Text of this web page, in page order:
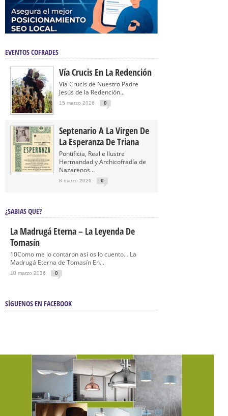
EVENTOS COFRADES
Vía Crucis En La Redención
Vía Crucis de Nuestro Padre
Jesús de la Redención...
15 marzo 2026 0
Septenario A La Virgen De
La Esperanza De Triana
Pontificia, Real e Ilustre
Hermandad y Archicofradía de
Nazarenos...
8 marzo 2026 0
¿SABÍAS QUÉ?
La Madrugá Eterna – La Leyenda De
Tomasín
10Como me lo contaron así os lo cuento… La
Madrugá Eterna de Tomasín En...
10 marzo 2026 0
SÍGUENOS EN FACEBOOK